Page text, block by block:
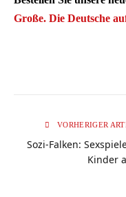
Große. Die Deutsche
VORHERIGER
Sozi-Falken:
Kinder